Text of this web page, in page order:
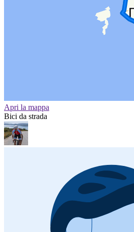
Apri la mappa
Bici da strada